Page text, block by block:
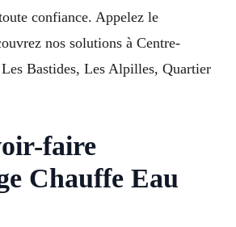
confiance. Appelez le
nos solutions à Centre-
Bastides, Les Alpilles, Quartier
faire
Chauffe Eau